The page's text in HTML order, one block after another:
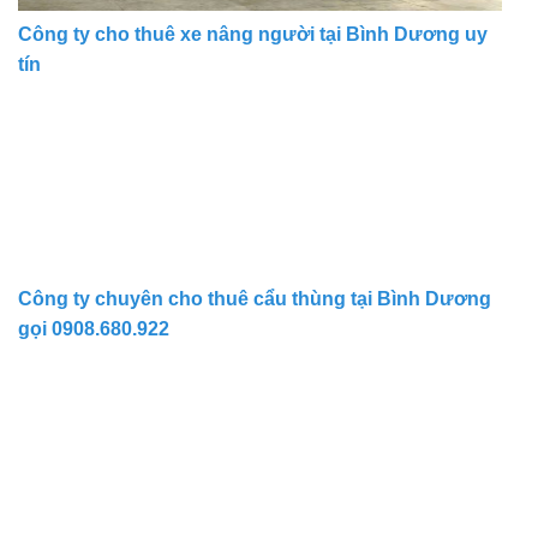
Công ty cho thuê xe nâng người tại Bình Dương uy
tín
Công ty chuyên cho thuê cẩu thùng tại Bình Dương
gọi 0908.680.922